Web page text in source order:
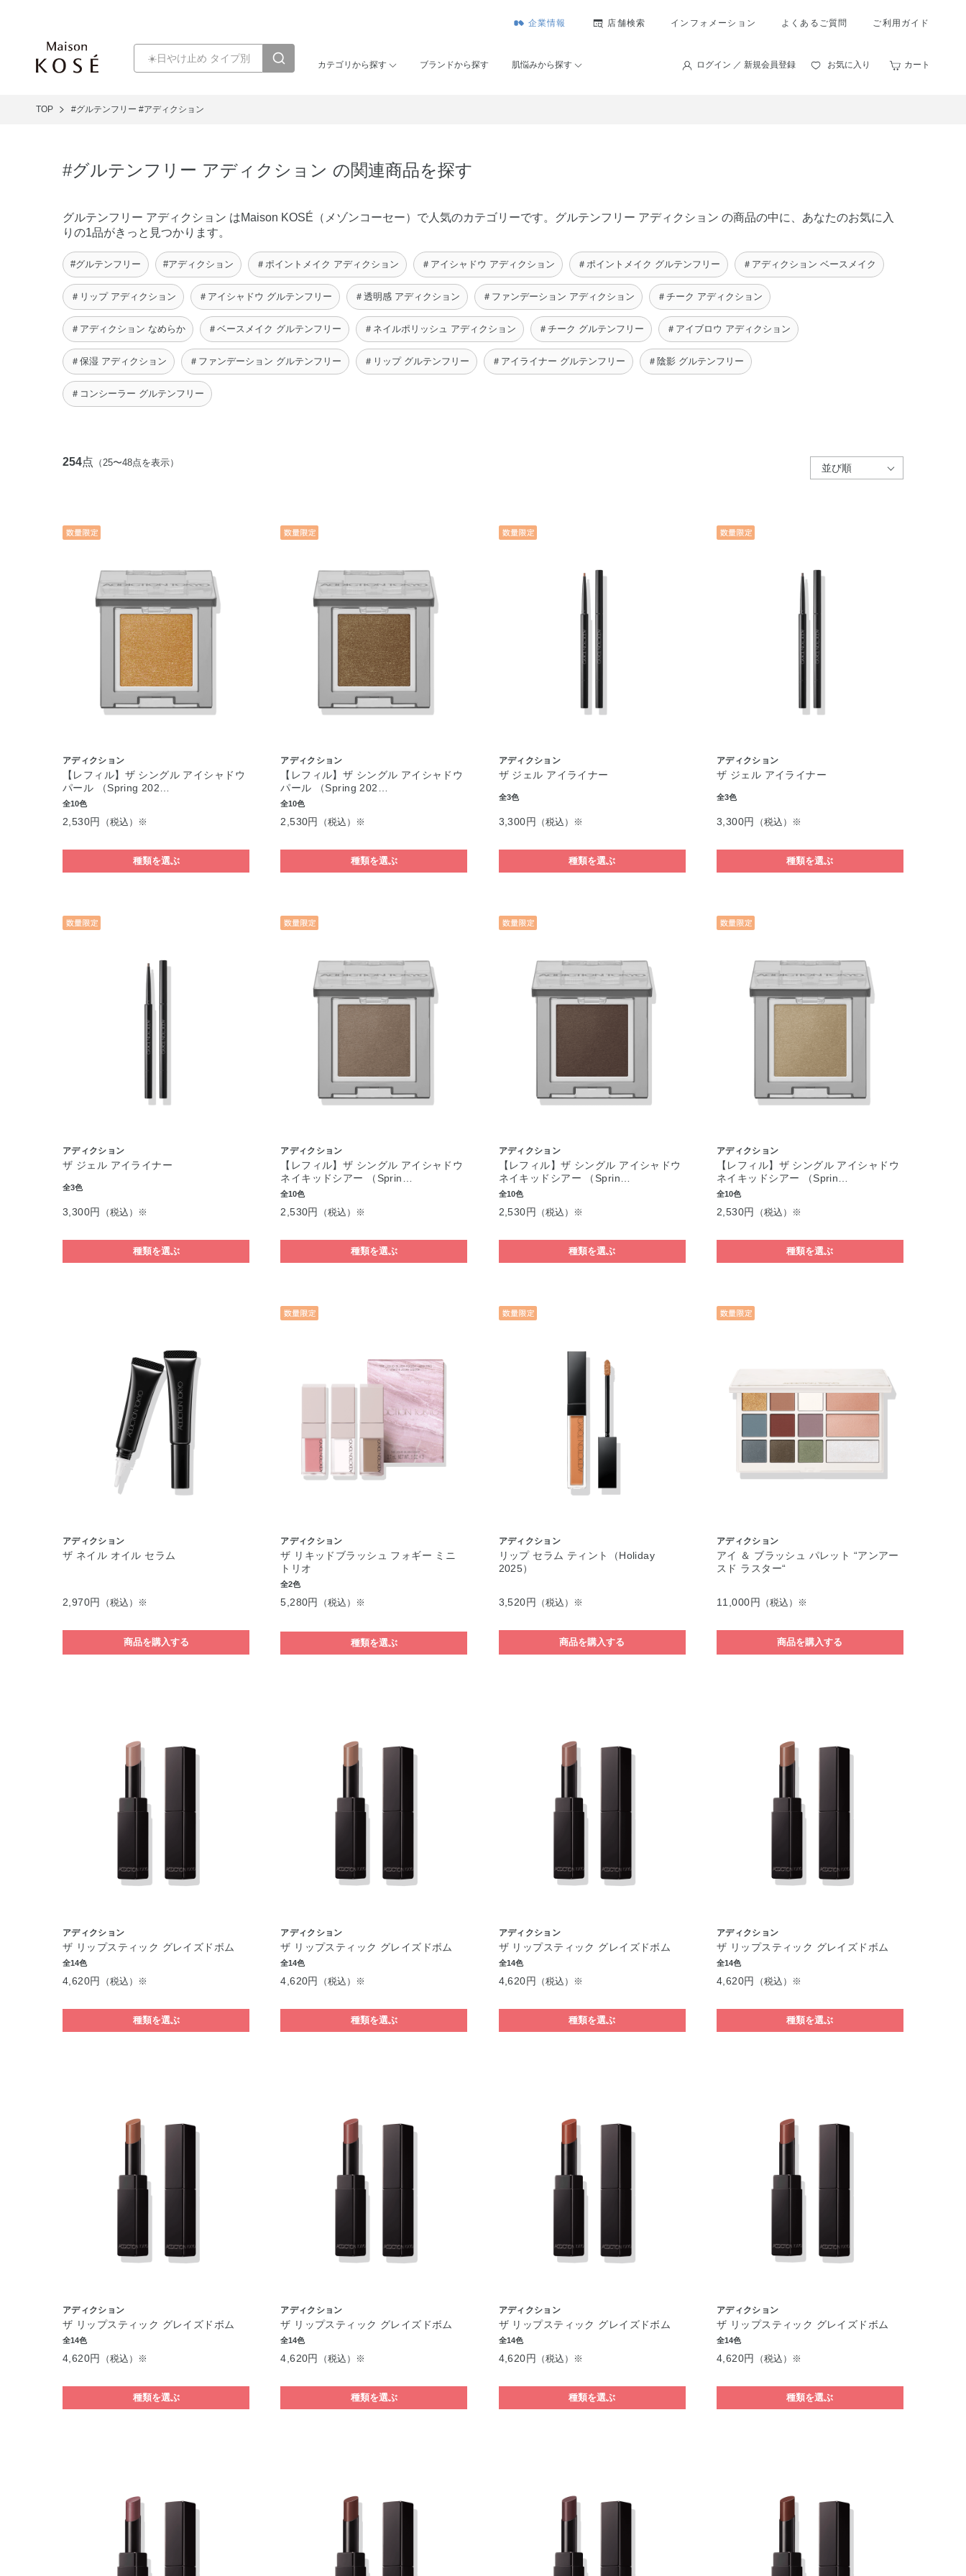
企業情報 店舗検索 インフォメーション よくあるご質問 ご利用ガイド
カテゴリから探す ブランドから探す 肌悩みから探す ログイン ／ 新規会員登録 お気に入り カート
TOP #グルテンフリー #アディクション
#グルテンフリー アディクション の関連商品を探す
グルテンフリー アディクション はMaison KOSÉ（メゾンコーセー）で人気のカテゴリーです。グルテンフリー アディクション の商品の中に、あなたのお気に入
りの1品がきっと見つかります。
#グルテンフリー #アディクション ＃ポイントメイク アディクション ＃アイシャドウ アディクション ＃ポイントメイク グルテンフリー ＃アディクション ベースメイク
＃リップ アディクション ＃アイシャドウ グルテンフリー ＃透明感 アディクション ＃ファンデーション アディクション ＃チーク アディクション
＃アディクション なめらか ＃ベースメイク グルテンフリー ＃ネイルポリッシュ アディクション ＃チーク グルテンフリー ＃アイブロウ アディクション
＃保湿 アディクション ＃ファンデーション グルテンフリー ＃リップ グルテンフリー ＃アイライナー グルテンフリー ＃陰影 グルテンフリー
＃コンシーラー グルテンフリー
254点 （25〜48点を表示）
アディクション
【レフィル】ザ シングル アイシャドウ
パール （Spring 202…
全10色
2,530円 （税込）※
種類を選ぶ
アディクション
【レフィル】ザ シングル アイシャドウ
パール （Spring 202…
全10色
2,530円 （税込）※
種類を選ぶ
アディクション
ザ ジェル アイライナー
全3色
3,300円 （税込）※
種類を選ぶ
アディクション
ザ ジェル アイライナー
全3色
3,300円 （税込）※
種類を選ぶ
アディクション
ザ ジェル アイライナー
全3色
3,300円 （税込）※
種類を選ぶ
アディクション
【レフィル】ザ シングル アイシャドウ
ネイキッドシアー （Sprin…
全10色
2,530円 （税込）※
種類を選ぶ
アディクション
【レフィル】ザ シングル アイシャドウ
ネイキッドシアー （Sprin…
全10色
2,530円 （税込）※
種類を選ぶ
アディクション
【レフィル】ザ シングル アイシャドウ
ネイキッドシアー （Sprin…
全10色
2,530円 （税込）※
種類を選ぶ
アディクション
ザ ネイル オイル セラム
2,970円 （税込）※
商品を購入する
アディクション
ザ リキッドブラッシュ フォギー ミニ
トリオ
全2色
5,280円 （税込）※
種類を選ぶ
アディクション
リップ セラム ティント（Holiday
2025）
3,520円 （税込）※
商品を購入する
アディクション
アイ ＆ ブラッシュ パレット “アンアー
スド ラスター“
11,000円 （税込）※
商品を購入する
アディクション
ザ リップスティック グレイズドボム
全14色
4,620円 （税込）※
種類を選ぶ
アディクション
ザ リップスティック グレイズドボム
全14色
4,620円 （税込）※
種類を選ぶ
アディクション
ザ リップスティック グレイズドボム
全14色
4,620円 （税込）※
種類を選ぶ
アディクション
ザ リップスティック グレイズドボム
全14色
4,620円 （税込）※
種類を選ぶ
アディクション
ザ リップスティック グレイズドボム
全14色
4,620円 （税込）※
種類を選ぶ
アディクション
ザ リップスティック グレイズドボム
全14色
4,620円 （税込）※
種類を選ぶ
アディクション
ザ リップスティック グレイズドボム
全14色
4,620円 （税込）※
種類を選ぶ
アディクション
ザ リップスティック グレイズドボム
全14色
4,620円 （税込）※
種類を選ぶ